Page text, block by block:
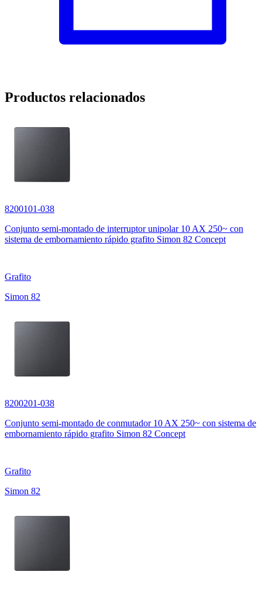
Productos relacionados
8200101-038
Conjunto semi-montado de interruptor unipolar 10 AX 250~ con
sistema de embornamiento rápido grafito Simon 82 Concept
Grafito
Simon 82
8200201-038
Conjunto semi-montado de conmutador 10 AX 250~ con sistema de
embornamiento rápido grafito Simon 82 Concept
Grafito
Simon 82